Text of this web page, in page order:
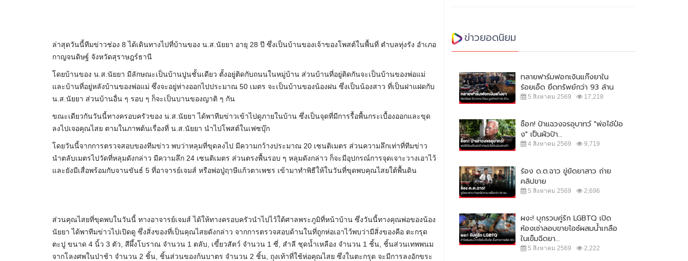
ล่าสุดวันนี้ทีมข่าวช่อง 8 ได้เดินทางไปที่บ้านของ น.ส.นัยยา อายุ 28 ปี ซึ่งเป็นบ้านของเจ้าของโพสต์ในพื้นที่ ตำบลทุ่งรัง อำเภอ
กาญจนดิษฐ์ จังหวัดสุราษฎร์ธานี
โดยบ้านของ น.ส.นัยยา มีลักษณะเป็นบ้านปูนชั้นเดียว ตั้งอยู่ติดกับถนนในหมู่บ้าน ส่วนบ้านที่อยู่ติดกันจะเป็นบ้านของพ่อแม่
และบ้านที่อยู่หลังบ้านของพ่อแม่ ซึ่งจะอยู่ห่างออกไปประมาณ 50 เมตร จะเป็นบ้านของน้องฝน ซึ่งเป็นน้องสาว ที่เป็นฝาแฝดกับ
น.ส.นัยยา ส่วนบ้านอื่น ๆ รอบ ๆ ก็จะเป็นบานของญาติ ๆ กัน
ขณะเดียวกันวันนี้ทางครอบครัวของ น.ส.นัยยา ได้พาทีมข่าวเข้าไปดูภายในบ้าน ซึ่งเป็นจุดที่มีการรื้อพื้นกระเบื้องออกและขุด
ลงไปเจอคุณไสย ตามในภาพต้นเรื่องที่ น.ส.นัยยา นำไปโพสต์ในเฟซบุ๊ก
โดยวันนี้จากการตรวจสอบของทีมข่าว พบว่าหลุมที่ขุดลงไป มีความกว้างประมาณ 20 เซนติเมตร ส่วนความลึกเท่าที่ทีมข่าว
นำตลับเมตรไปวัดที่หลุมดังกล่าว มีความลึก 24 เซนติเมตร ส่วนตรงพื้นรอบ ๆ หลุมดังกล่าว ก็จะมีอุปกรณ์การจุดเจาะวางเอาไว้
และยังมีเสื่อพร้อมกับจานขันธ์ 5 ที่อาจารย์เจมส์ หรือพ่อปู่ฤาษีแก้วตาเพชร เข้ามาทำพิธีให้ในวันที่ขุดพบคุณไสยใต้พื้นดิน
ส่วนคุณไสยที่ขุดพบในวันนี้ ทางอาจารย์เจมส์ ได้ให้ทางครอบครัวนำไปไว้ใต้ศาลพระภูมิที่หน้าบ้าน ซึ่งวันนี้ทางคุณพ่อของน้อง
นัยยา ได้พาทีมข่าวไปเปิดดู ซึ่งสิ่งของที่เป็นคุณไสยดังกล่าว จากการตรวจสอบด้านในที่ถูกห่อเอาไว้พบว่ามีสิ่งของคือ ตะกรุด
ตะปู ขนาด 4 นิ้ว 3 ตัว, สีผึ้งโบราณ จำนวน 1 ตลับ, เขี้ยวสัตว์ จำนวน 1 ซี่, สำลี ชุดน้ำเหลือง จำนวน 1 ชิ้น, ชิ้นส่วนเทพพนม
จากโลงศพในป่าช้า จำนวน 2 ชิ้น, ชิ้นส่วนของก้นบาตร จำนวน 2 ชิ้น, ถุงเท้าที่ใช้ห่อคุณไสย ซึ่งในตะกรุด จะมีการลงอักขระ
ข่าวยอดนิยม
ทลายฟาร์มฟอกเงินแก๊งยาใน
ร้อยเอ็ด ยึดทรัพย์กว่า 93 ล้าน
5 สิงหาคม 2569 17,218
ช็อก! ป้าแฉวงจรอุบาทว์ "พ่อไอ้ป๋อ
ง" เป็นผัวป้า...
4 สิงหาคม 2569 9,719
ร้อง ด.ต.ฉาว ขู่ยัดยาสาว ถ่าย
คลิปขาย
5 สิงหาคม 2569 2,696
ผงะ! บุกรวบคู่รัก LGBTQ เปิด
ห้องเช่าลอบขายไอซ์ผสมน้ำเกลือ
ในเข็มฉีดยา...
5 สิงหาคม 2569 2,222